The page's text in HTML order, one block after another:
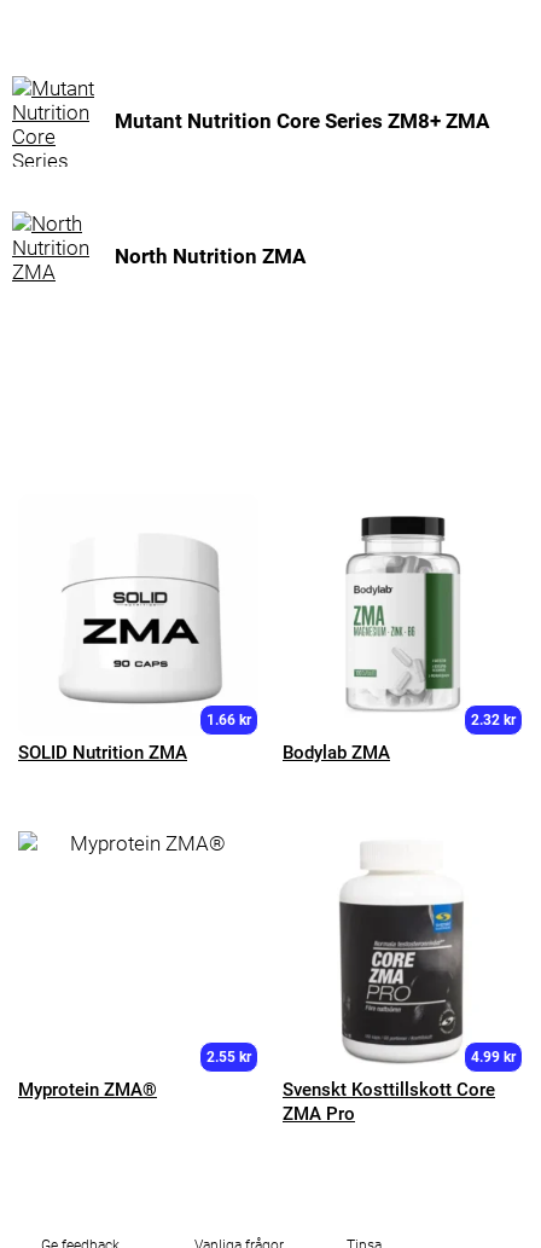
Mutant Nutrition Core Series ZM8+ ZMA
North Nutrition ZMA
1.66 kr
SOLID Nutrition ZMA
2.32 kr
Bodylab ZMA
2.55 kr
Myprotein ZMA®
4.99 kr
Svenskt Kosttillskott Core
ZMA Pro